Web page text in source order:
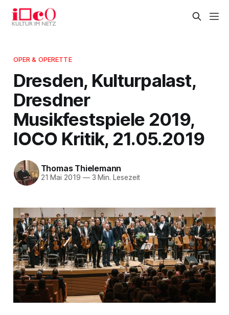
OPER & OPERETTE
Dresden, Kulturpalast,
Dresdner
Musikfestspiele 2019,
IOCO Kritik, 21.05.2019
Thomas Thielemann
21 Mai 2019 —3 Min. Lesezeit